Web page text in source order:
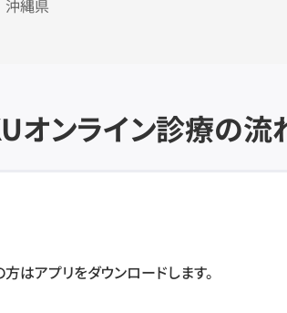
沖縄県
オンライン診療の流
方はアプリをダウンロードします。